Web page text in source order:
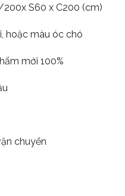
S60 x C200 (cm)
hoặc màu óc chó
mới 100%
chuyển